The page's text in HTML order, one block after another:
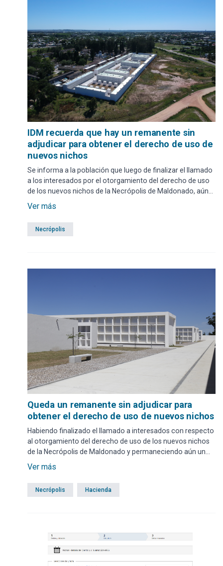
IDM recuerda que hay un remanente sin
adjudicar para obtener el derecho de uso de
nuevos nichos
Se informa a la población que luego de finalizar el llamado
a los interesados por el otorgamiento del derecho de uso
de los nuevos nichos de la Necrópolis de Maldonado, aún
existe un remanente sin adjudicar.
Ver más
Necrópolis
Queda un remanente sin adjudicar para
obtener el derecho de uso de nuevos nichos
Habiendo finalizado el llamado a interesados con respecto
al otorgamiento del derecho de uso de los nuevos nichos
de la Necrópolis de Maldonado y permaneciendo aún un
remanente de los mismos sin adjudicar, se comunica a la
se presenten en el Municipio de Maldonado, para
asesorarse al respecto.
Ver más
Necrópolis Hacienda